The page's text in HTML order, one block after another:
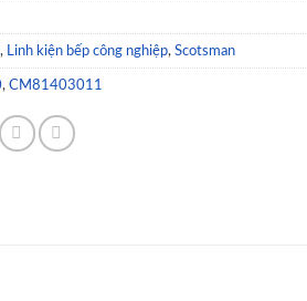
, Linh kiện bếp công nghiệp, Scotsman
, CM81403011